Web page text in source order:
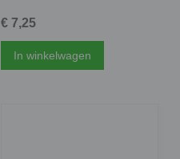
€ 7,25
In winkelwagen